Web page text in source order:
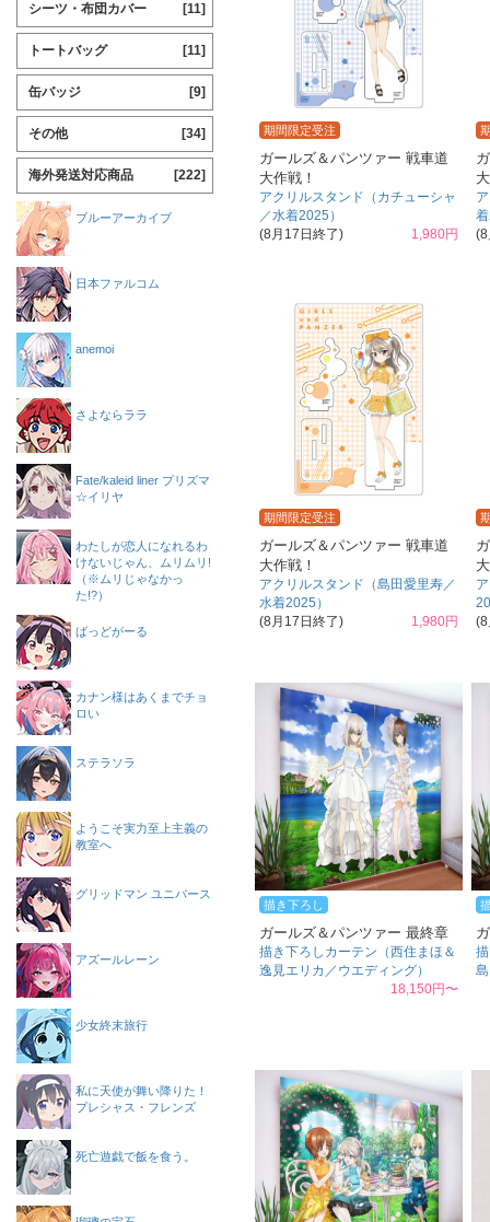
期間限定受注
ガールズ＆パンツァー 戦車道
大作戦！
アクリルスタンド（カチューシャ
／水着2025）
(8月17日終了)
1,980円
(8
期間限定受注
ガールズ＆パンツァー 戦車道
大作戦！
アクリルスタンド（島田愛里寿／
水着2025）
(8月17日終了)
1,980円
(8
描き下ろし
ガールズ＆パンツァー 最終章
描き下ろしカーテン（西住まほ＆
逸見エリカ／ウエディング）
18,150円〜
シーツ・布団カバー [11]
トートバッグ [11]
缶バッジ [9]
その他 [34]
海外発送対応商品 [222]
ブルーアーカイブ
日本ファルコム
anemoi
さよならララ
Fate/kaleid liner プリズマ
☆イリヤ
わたしが恋人になれるわ
けないじゃん、ムリムリ!
（※ムリじゃなかっ
た!?）
ばっどがーる
カナン様はあくまでチョ
ロい
ステラソラ
ようこそ実力至上主義の
教室へ
グリッドマン ユニバース
アズールレーン
少女終末旅行
私に天使が舞い降りた！
プレシャス・フレンズ
死亡遊戯で飯を食う。